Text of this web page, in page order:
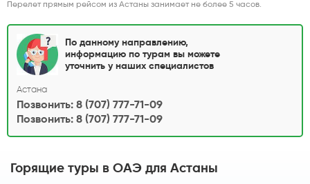
Перелет прямым рейсом из Астаны занимает не более 5 часов.
По данному направлению,
информацию по турам вы можете
уточнить у наших специалистов
Астана
Позвонить: 8 (707) 777-71-09
Позвонить: 8 (707) 777-71-09
Горящие туры в ОАЭ для Астаны